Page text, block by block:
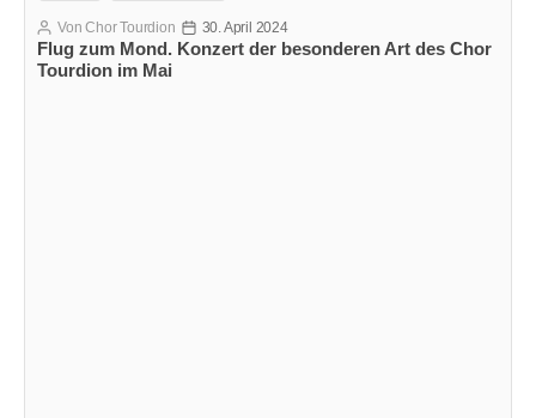
Flug zum Mond. Konzert der besonderen Art des Chor
Tourdion im Mai
Beitragsautor
VonChor Tourdion Veröffentlichungsdatum
30. April 2024